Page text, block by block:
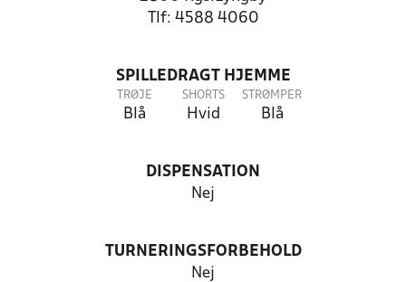
Tlf: 4588 4060
SPILLEDRAGT HJEMME
TRØJE
Blå
SHORTS
Hvid
STRØMPER
Blå
DISPENSATION
Nej
TURNERINGSFORBEHOLD
Nej